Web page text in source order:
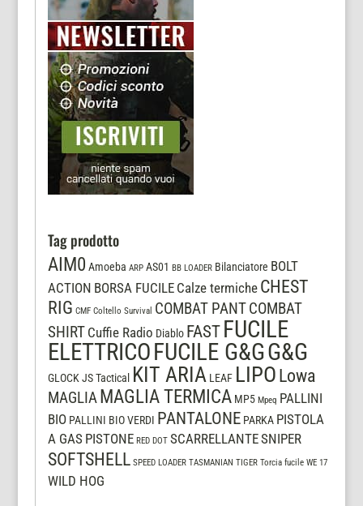
scelte
nella
pagina
del
prodotto
Tag prodotto
AIM0 Amoeba ARP AS01 BB LOADER Bilanciatore BOLT
ACTION BORSA FUCILE Calze termiche CHEST
RIG CMF Coltello Survival COMBAT PANT COMBAT
SHIRT Cuffie Radio Diablo FAST FUCILE
ELETTRICOFUCILE G&GG&G
GLOCK JS Tactical KIT ARIA LEAF LIPO Lowa
MAGLIA MAGLIA TERMICA MP5 Mpeq PALLINI
BIO PALLINI BIO VERDI PANTALONE PARKA PISTOLA
A GAS PISTONE RED DOT SCARRELLANTESNIPER
SOFTSHELL SPEED LOADER TASMANIAN TIGER Torcia fucile WE 17
WILD HOG